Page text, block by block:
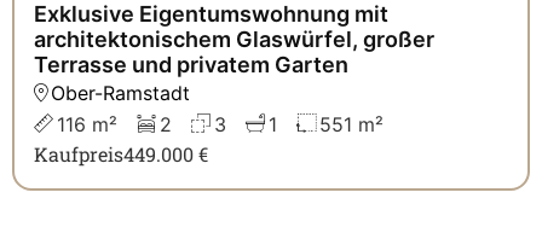
Exklusive Eigentumswohnung mit
architektonischem Glaswürfel, großer
Terrasse und privatem Garten
Ober-Ramstadt
116 m²
2 3 1 551 m²
Kaufpreis449.000 €